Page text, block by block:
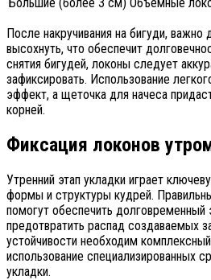
После накручивания на бигуди,
высохнуть, что обеспечит
снятия бигудей, локоны следует
зафиксировать. Использование
эффект, а щеточка для начеса
корней.
Фиксация локонов
Утренний этап укладки играет
формы и структуры кудрей.
помогут обеспечить
предотвратить распад создаваемых
устойчивости необходим
использование специализированных
укладки.